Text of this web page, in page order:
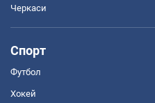
Черкаси
Спорт
Футбол
Хокей